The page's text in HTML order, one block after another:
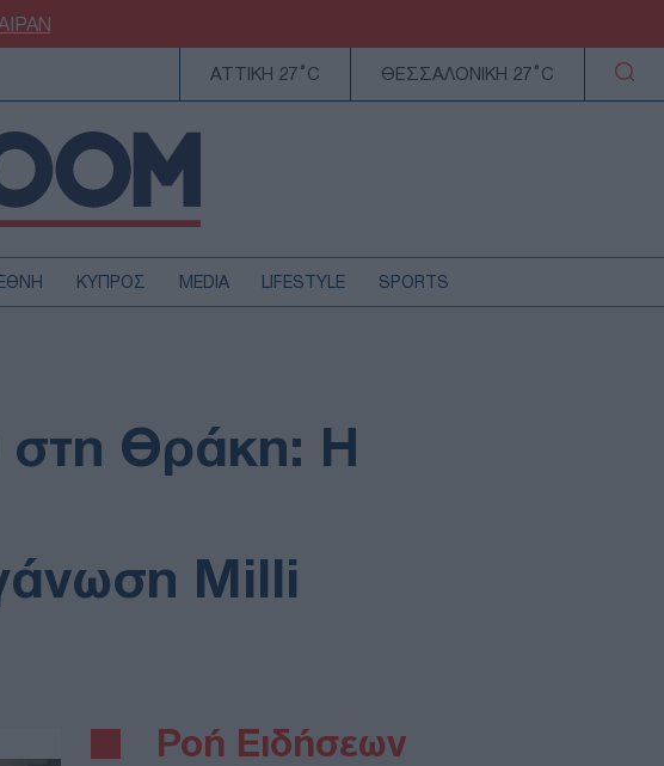
ΙΡΑΝ
ΑΤΤΙΚΗ 27°C ΘΕΣΣΑΛΟΝΙΚΗ 27°C
ΚΥΠΡΟΣ MEDIA LIFESTYLE SPORTS
ΤΕΧΝΟΛΟΓΙΑ
στη Θράκη: Η
Milli
Ροή Ειδήσεων